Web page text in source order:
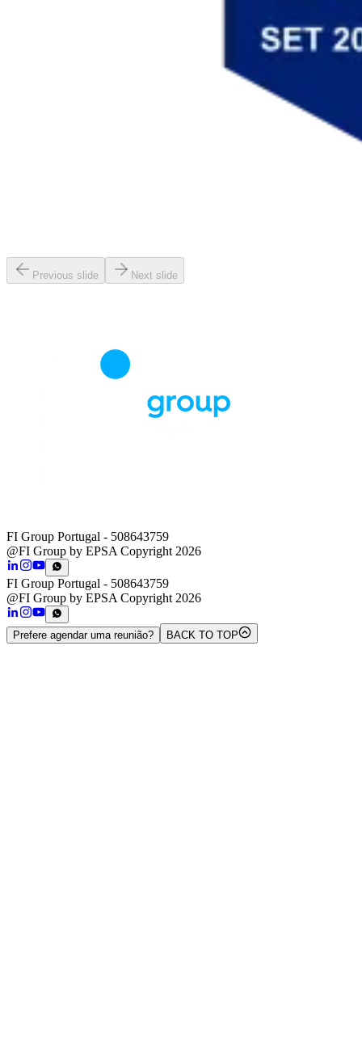
Previous slide Next slide
FI Group Portugal - 508643759
@FI Group by EPSA Copyright 2026
FI Group Portugal - 508643759
@FI Group by EPSA Copyright 2026
Prefere agendar uma reunião? BACK TO TOP